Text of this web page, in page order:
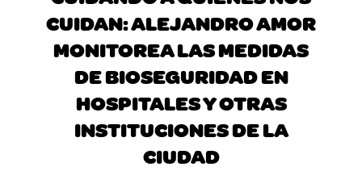
CUIDAN: ALEJANDRO AMOR
MONITOREA LAS MEDIDAS
DE BIOSEGURIDAD EN
HOSPITALES Y OTRAS
INSTITUCIONES DE LA
CIUDAD